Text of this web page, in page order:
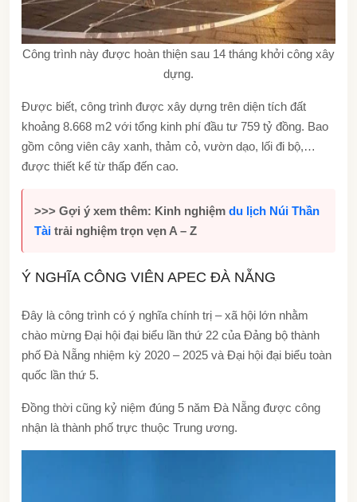
Công trình này được hoàn thiện sau 14 tháng khởi công xây
dựng.
Được biết, công trình được xây dựng trên diện tích đất
khoảng 8.668 m2 với tổng kinh phí đầu tư 759 tỷ đồng. Bao
gồm công viên cây xanh, thảm cỏ, vườn dạo, lối đi bộ,…
được thiết kế từ thấp đến cao.
>>> Gợi ý xem thêm: Kinh nghiệm du lịch Núi Thần
Tài trải nghiệm trọn vẹn A – Z
Ý NGHĨA CÔNG VIÊN APEC ĐÀ NẴNG
Đây là công trình có ý nghĩa chính trị – xã hội lớn nhằm
chào mừng Đại hội đại biểu lần thứ 22 của Đảng bộ thành
phố Đà Nẵng nhiệm kỳ 2020 – 2025 và Đại hội đại biểu toàn
quốc lần thứ 5.
Đồng thời cũng kỷ niệm đúng 5 năm Đà Nẵng được công
nhận là thành phố trực thuộc Trung ương.